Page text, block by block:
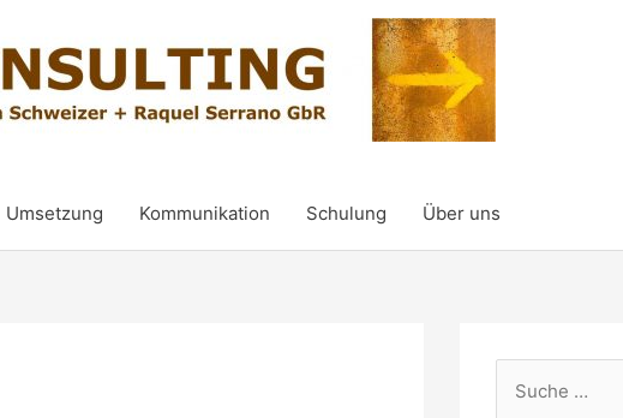
Umsetzung Kommunikation Schulung Über uns